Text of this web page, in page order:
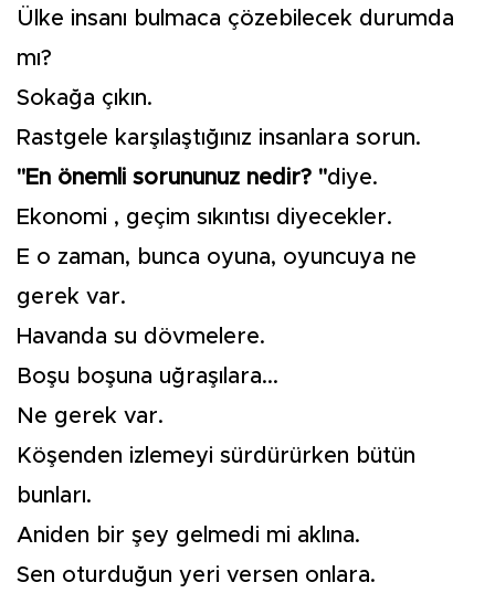
Ülke insanı bulmaca çözebilecek durumda
mı?
Sokağa çıkın.
Rastgele karşılaştığınız insanlara sorun.
"En önemli sorununuz nedir? "diye.
Ekonomi , geçim sıkıntısı diyecekler.
E o zaman, bunca oyuna, oyuncuya ne
gerek var.
Havanda su dövmelere.
Boşu boşuna uğraşılara...
Ne gerek var.
Köşenden izlemeyi sürdürürken bütün
bunları.
Aniden bir şey gelmedi mi aklına.
Sen oturduğun yeri versen onlara.